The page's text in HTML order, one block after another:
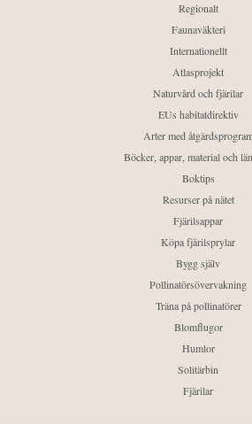
Regionalt
Faunaväkteri
Internationellt
Atlasprojekt
Naturvård och fjärilar
EUs habitatdirektiv
Arter med
Böcker, appar, material och
Boktips
Resurser på nätet
Fjärilsappar
Köpa fjärilsprylar
Bygg själv
Pollinatörsövervakning
Träna på pollinatörer
Blomflugor
Humlor
Solitärbin
Fjärilar